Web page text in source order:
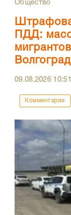
Общество
ПДД:
09.08.2026 10:51
Комментарии